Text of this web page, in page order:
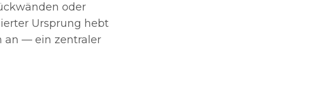
oder
Ursprung hebt
an — ein zentraler